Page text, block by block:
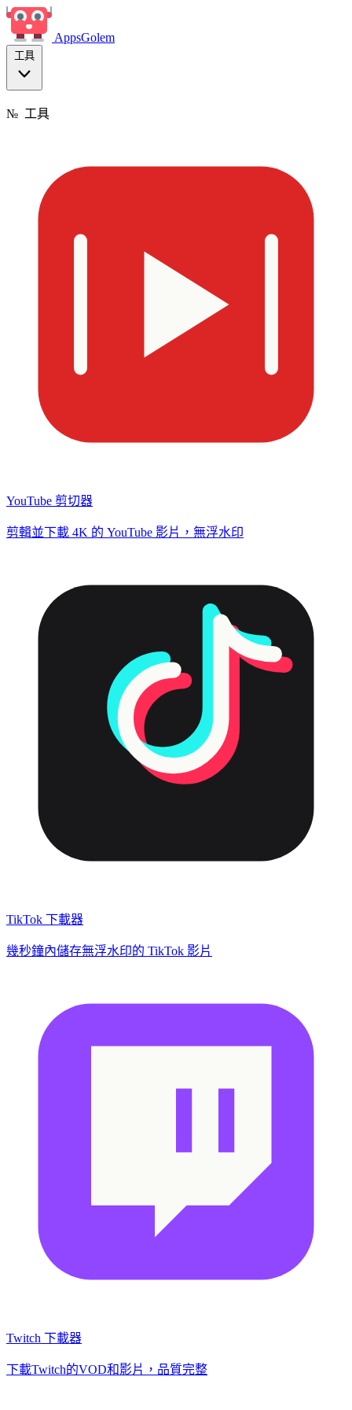
AppsGolem
工具
№ 工具
YouTube 剪切器
剪輯並下載 4K 的 YouTube 影片，無浮水印
TikTok 下載器
幾秒鐘內儲存無浮水印的 TikTok 影片
Twitch 下載器
下載Twitch的VOD和影片，品質完整